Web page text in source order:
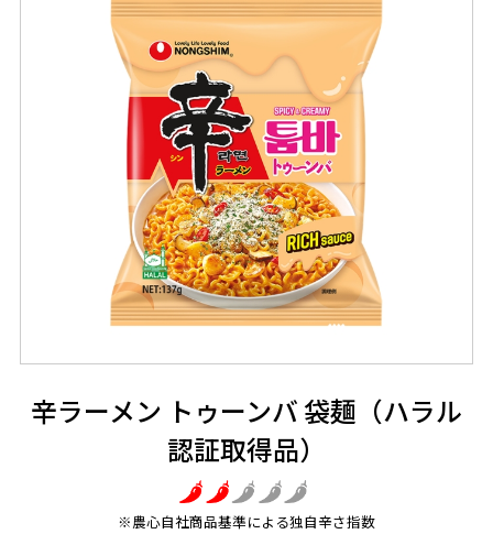
辛ラーメン トゥーンバ 袋麺（ハラル
認証取得品）
※農心自社商品基準による独自辛さ指数